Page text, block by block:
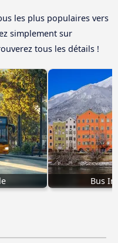
les plus populaires vers
simplement sur
tous les détails !
Bus